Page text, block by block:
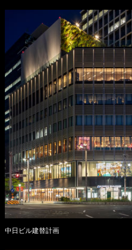
中日ビル建替計画